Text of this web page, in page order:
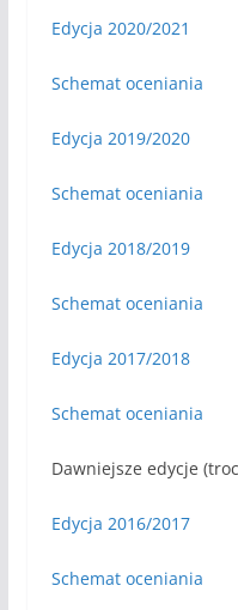
Edycja 2020/2021
Schemat oceniania
Edycja 2019/2020
Schemat oceniania
Edycja 2018/2019
Schemat oceniania
Edycja 2017/2018
Schemat oceniania
Dawniejsze edycje
Edycja 2016/2017
Schemat oceniania